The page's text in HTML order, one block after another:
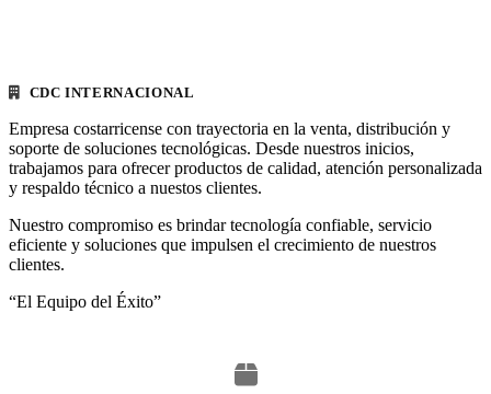
CDC INTERNACIONAL
Empresa costarricense con trayectoria en la venta, distribución y
soporte de soluciones tecnológicas. Desde nuestros inicios,
trabajamos para ofrecer productos de calidad, atención personalizada
y respaldo técnico a nuestos clientes.
Nuestro compromiso es brindar tecnología confiable, servicio
eficiente y soluciones que impulsen el crecimiento de nuestros
clientes.
“El Equipo del Éxito”